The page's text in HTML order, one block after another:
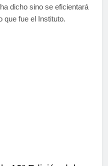
dicho sino se eficientará
que fue el Instituto.